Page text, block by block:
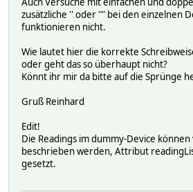
#
#
}
#
#
}
#
elsif
#
}
#
#
}
#
elsif
#
zusätzliche '' oder "" bei den einzelnen
funktionieren nicht.
Wie lautet hier die korrekte
oder geht das so überhaupt nicht?
Könnt ihr mir da bitte auf die Sprünge
Gruß Reinhard
Edit!
Die Readings im dummy-Device
beschrieben werden, Attribut
gesetzt.